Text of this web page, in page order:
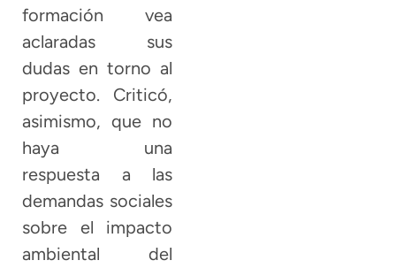
formación vea
aclaradas sus
dudas en torno al
proyecto. Criticó,
asimismo, que no
haya una
respuesta a las
demandas sociales
sobre el impacto
ambiental del